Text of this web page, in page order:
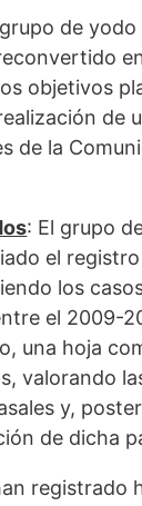
de yodo
objetivos
de
de la
: El grupo
el
los
el 2009-
una hoja
valorando
y,
de dicha
registrado